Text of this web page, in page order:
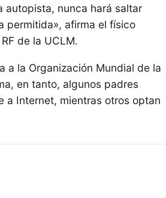
autopista, nunca hará saltar
permitida», afirma el físico
de la UCLM.
a la Organización Mundial de la
en tanto, algunos padres
a Internet, mientras otros optan